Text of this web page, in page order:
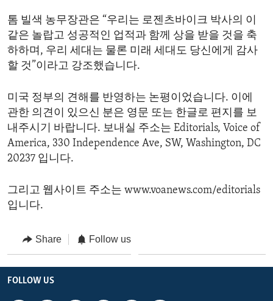
톰 빌색 농무장관은 “우리는 로젠츠바이크 박사의 이
같은 놀랍고 성공적인 업적과 함께 상을 받을 것을 축
하하며, 우리 세대는 물론 미래 세대도 당신에게 감사
할 것”이라고 강조했습니다.
미국 정부의 견해를 반영하는 논평이었습니다. 이에
관한 의견이 있으신 분은 영문 또는 한글로 편지를 보
내주시기 바랍니다. 보내실 주소는 Editorials, Voice of
America, 330 Independence Ave, SW, Washington, DC
20237 입니다.
그리고 웹사이트 주소는 www.voanews.com/editorials
입니다.
Share Follow us
FOLLOW US